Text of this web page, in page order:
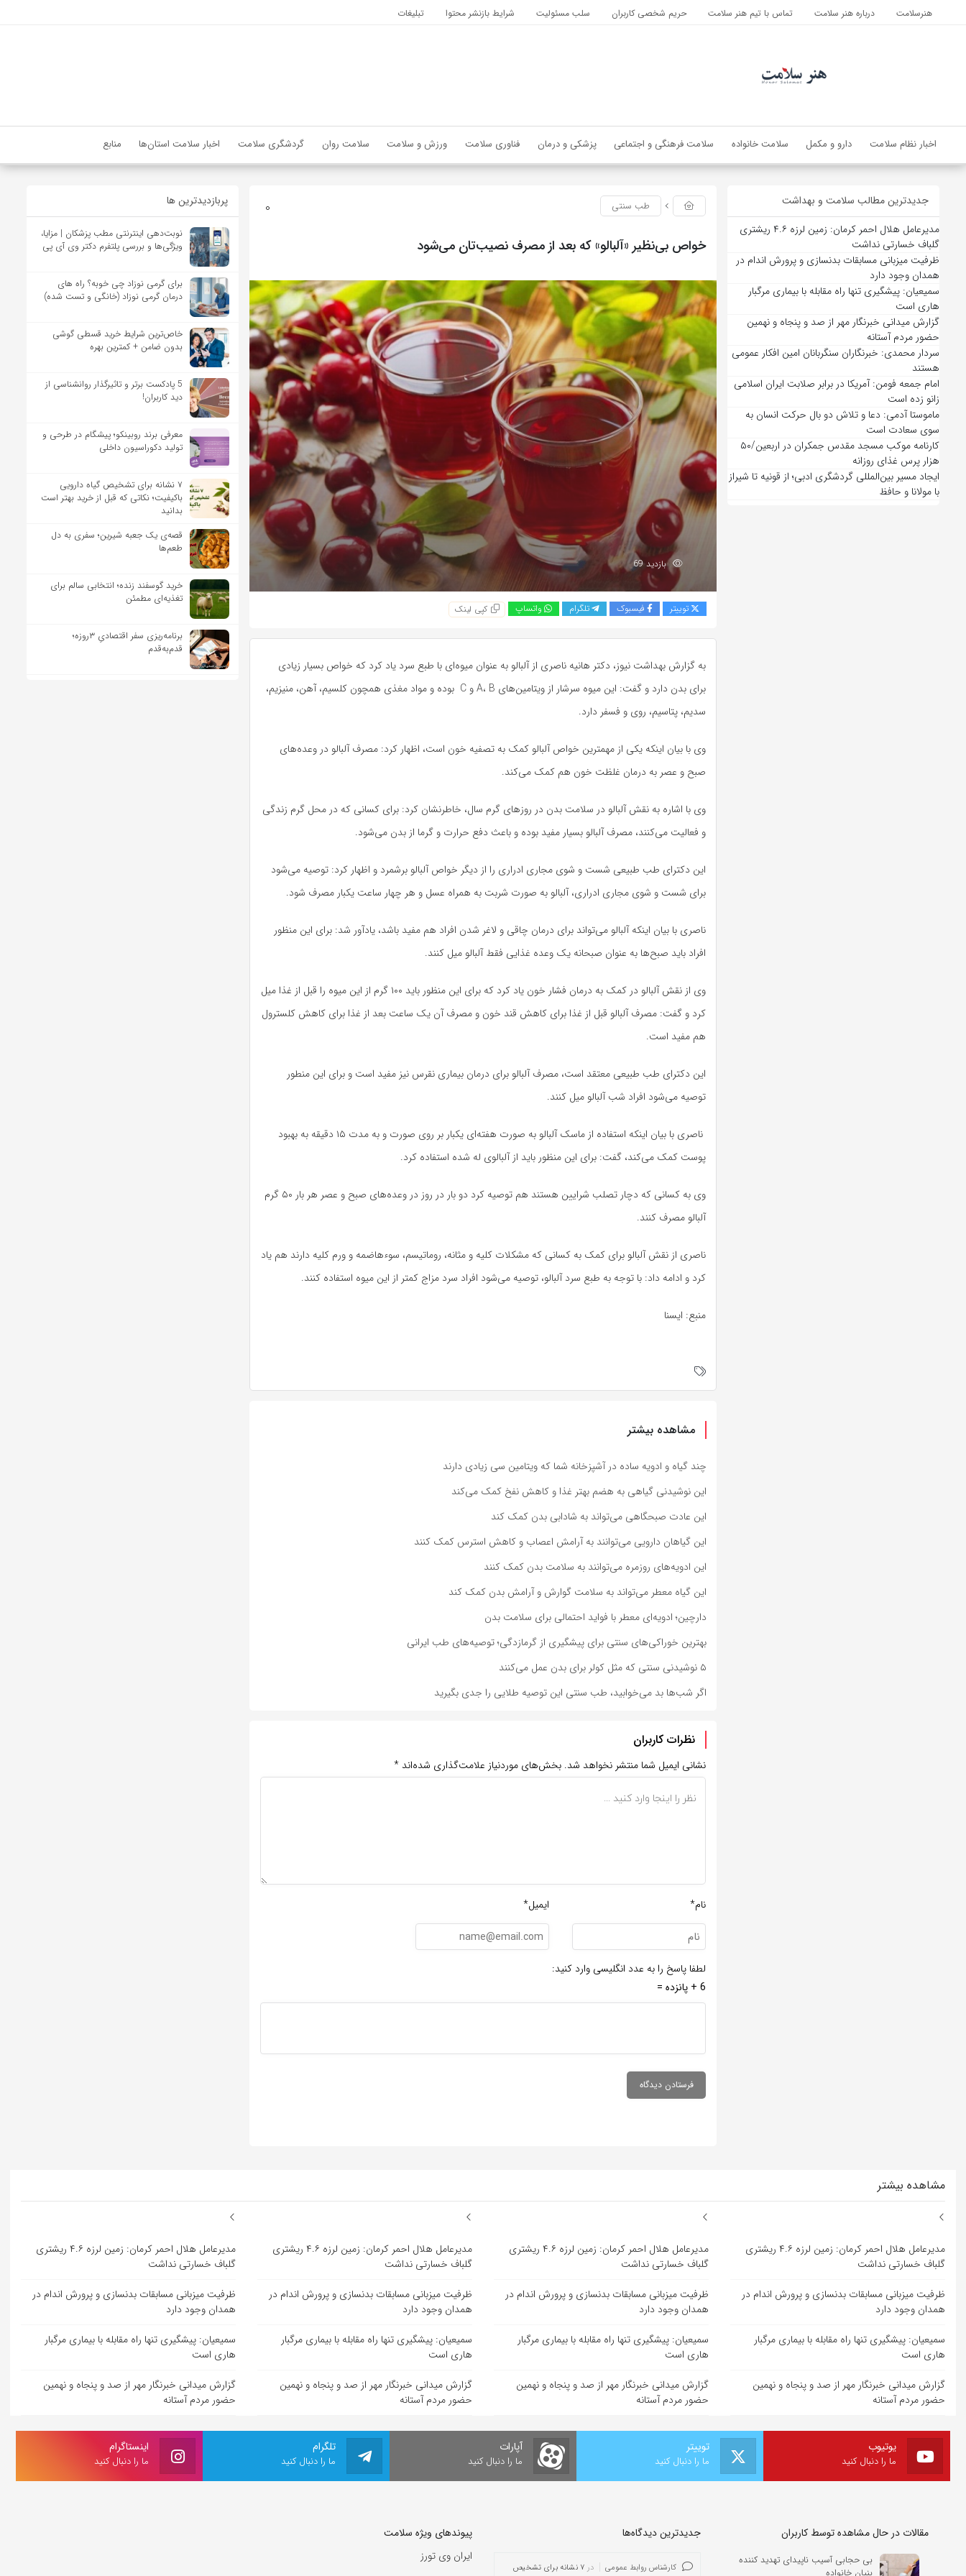
هنرسلامت درباره هنر سلامت تماس با تیم هنر سلامت حریم شخصی کاربران سلب مسئولیت شرایط بازنشر محتوا تبلیغات
اخبار نظام سلامت دارو و مکمل سلامت خانواده سلامت فرهنگی و اجتماعی پزشکی و درمان فناوری سلامت ورزش و سلامت سلامت روان گردشگری سلامت اخبار سلامت استان‌ها منابع
جدیدترین مطالب سلامت و بهداشت
مدیرعامل هلال احمر کرمان: زمین لرزه ۴.۶ ریشتری
گلباف خسارتی نداشت
ظرفیت میزبانی مسابقات بدنسازی و پرورش اندام در
همدان وجود دارد
سمیعیان: پیشگیری تنها راه مقابله با بیماری مرگبار
هاری است
گزارش میدانی خبرنگار مهر از صد و پنجاه و نهمین
حضور مردم آستانه
سردار محمدی: خبرنگاران سنگربانان امین افکار عمومی
هستند
امام جمعه فومن: آمریکا در برابر صلابت ایران اسلامی
زانو زده است
ماموستا آدمی: دعا و تلاش دو بال حرکت انسان به
سوی سعادت است
کارنامه موکب مسجد مقدس جمکران در اربعین/۵۰
هزار پرس غذای روزانه
ایجاد مسیر بین‌المللی گردشگری ادبی؛ از قونیه تا شیراز
با مولانا و حافظ
0 طب سنتی
خواص بی‌نظیر «آلبالو» که بعد از مصرف نصیب‌تان می‌شود
بازدید 69
توییتر فیسبوک تلگرام واتساپ کپی لینک
به گزارش بهداشت نیوز، دکتر هانیه ناصری از آلبالو به عنوان میوه‌ای با طبع سرد یاد کرد که خواص بسیار زیادی
برای بدن دارد و گفت: این میوه سرشار از ویتامین‌های A، B و C بوده و مواد مغذی همچون کلسیم، آهن، منیزیم،
سدیم، پتاسیم، روی و فسفر دارد.
وی با بیان اینکه یکی از مهمترین خواص آلبالو کمک به تصفیه خون است، اظهار کرد: مصرف آلبالو در وعده‌های
صبح و عصر به درمان غلظت خون هم کمک می‌کند.
وی با اشاره به نقش آلبالو در سلامت بدن در روزهای گرم سال، خاطرنشان کرد: برای کسانی که در محل گرم زندگی
و فعالیت می‌کنند، مصرف آلبالو بسیار مفید بوده و باعث دفع حرارت و گرما از بدن می‌شود.
این دکترای طب طبیعی شست و شوی مجاری ادراری را از دیگر خواص آلبالو برشمرد و اظهار کرد: توصیه می‌شود
برای شست و شوی مجاری ادراری، آلبالو به صورت شربت به همراه عسل و هر چهار ساعت یکبار مصرف شود.
ناصری با بیان اینکه آلبالو می‌تواند برای درمان چاقی و لاغر شدن افراد هم مفید باشد، یادآور شد: برای این منظور
افراد باید صبح‌ها به عنوان صبحانه یک وعده غذایی فقط آلبالو میل کنند.
وی از نقش آلبالو در کمک به درمان فشار خون یاد کرد که برای این منظور باید ۱۰۰ گرم از این میوه را قبل از غذا میل
کرد و گفت: مصرف آلبالو قبل از غذا برای کاهش قند خون و مصرف آن یک ساعت بعد از غذا برای کاهش کلسترول
هم مفید است.
این دکترای طب طبیعی معتقد است، مصرف آلبالو برای درمان بیماری نقرس نیز مفید است و برای این منطور
توصیه می‌شود افراد شب آلبالو میل کنند.
ناصری با بیان اینکه استفاده از ماسک آلبالو به صورت هفته‌ای یکبار بر روی صورت و به مدت ۱۵ دقیقه به بهبود
پوست کمک می‌کند، گفت: برای این منظور باید از آلبالوی له شده استفاده کرد.
وی به کسانی که دچار تصلب شرایین هستند هم توصیه کرد دو بار در روز در وعده‌های صبح و عصر هر بار ۵۰ گرم
آلبالو مصرف کنند.
ناصری از نقش آلبالو برای کمک به کسانی که مشکلات کلیه و مثانه، روماتیسم، سوءهاضمه و ورم کلیه دارند هم یاد
کرد و ادامه داد: با توجه به طبع سرد آلبالو، توصیه می‌شود افراد سرد مزاج کمتر از این میوه استفاده کنند.
منبع: ایسنا
مشاهده بیشتر
چند گیاه و ادویه ساده در آشپزخانه شما که ویتامین سی زیادی دارند
این نوشیدنی گیاهی به هضم بهتر غذا و کاهش نفخ کمک می‌کند
این عادت صبحگاهی می‌تواند به شادابی بدن کمک کند
این گیاهان دارویی می‌توانند به آرامش اعصاب و کاهش استرس کمک کنند
این ادویه‌های روزمره می‌توانند به سلامت بدن کمک کنند
این گیاه معطر می‌تواند به سلامت گوارش و آرامش بدن کمک کند
دارچین؛ ادویه‌ای معطر با فواید احتمالی برای سلامت بدن
بهترین خوراکی‌های سنتی برای پیشگیری از گرمازدگی؛ توصیه‌های طب ایرانی
۵ نوشیدنی سنتی که مثل کولر برای بدن عمل می‌کنند
اگر شب‌ها بد می‌خوابید، طب سنتی این توصیه طلایی را جدی بگیرید
نظرات کاربران
نشانی ایمیل شما منتشر نخواهد شد. بخش‌های موردنیاز علامت‌گذاری شده‌اند *
نام* ایمیل*
لطفا پاسخ را به عدد انگلیسی وارد کنید:
6 + پانزده =
پربازدیدترین ها
نوبت‌دهی اینترنتی مطب پزشکان | مزایا،
ویژگی‌ها و بررسی پلتفرم دکتر وی آی پی
برای گرمی نوزاد چی خوبه؟ راه های
درمان گرمی نوزاد (خانگی و تست شده)
خاص‌ترین شرایط خرید قسطی گوشی
بدون ضامن + کمترین بهره
5 پادکست برتر و تاثیرگذار روانشناسی از
دید کاربران!
معرفی برند روبینکو؛ پیشگام در طرحی و
تولید دکوراسیون داخلی
۷ نشانه برای تشخیص گیاه دارویی
باکیفیت؛ نکاتی که قبل از خرید بهتر است
بدانید
قصه‌ی یک جعبه شیرین؛ سفری به دل
طعم‌ها
خرید گوسفند زنده؛ انتخابی سالم برای
تغذیه‌ای مطمئن
برنامه‌ریزی سفر اقتصادیِ ۳روزه؛
قدم‌به‌قدم
مشاهده بیشتر
مدیرعامل هلال احمر کرمان: زمین لرزه ۴.۶ ریشتری
گلباف خسارتی نداشت
ظرفیت میزبانی مسابقات بدنسازی و پرورش اندام در
همدان وجود دارد
سمیعیان: پیشگیری تنها راه مقابله با بیماری مرگبار
هاری است
گزارش میدانی خبرنگار مهر از صد و پنجاه و نهمین
حضور مردم آستانه
مدیرعامل هلال احمر کرمان: زمین لرزه ۴.۶ ریشتری
گلباف خسارتی نداشت
ظرفیت میزبانی مسابقات بدنسازی و پرورش اندام در
همدان وجود دارد
سمیعیان: پیشگیری تنها راه مقابله با بیماری مرگبار
هاری است
گزارش میدانی خبرنگار مهر از صد و پنجاه و نهمین
حضور مردم آستانه
مدیرعامل هلال احمر کرمان: زمین لرزه ۴.۶ ریشتری
گلباف خسارتی نداشت
ظرفیت میزبانی مسابقات بدنسازی و پرورش اندام در
همدان وجود دارد
سمیعیان: پیشگیری تنها راه مقابله با بیماری مرگبار
هاری است
گزارش میدانی خبرنگار مهر از صد و پنجاه و نهمین
حضور مردم آستانه
مدیرعامل هلال احمر کرمان: زمین لرزه ۴.۶ ریشتری
گلباف خسارتی نداشت
ظرفیت میزبانی مسابقات بدنسازی و پرورش اندام در
همدان وجود دارد
سمیعیان: پیشگیری تنها راه مقابله با بیماری مرگبار
هاری است
گزارش میدانی خبرنگار مهر از صد و پنجاه و نهمین
حضور مردم آستانه
اینستاگرام
ما را دنبال کنید
تلگرام
ما را دنبال کنید
آپارات
ما را دنبال کنید
توییتر
ما را دنبال کنید
یوتیوب
ما را دنبال کنید
مقالات در حال مشاهده توسط کاربران
بی حجابی آسیب ناپیدای تهدید کننده
بنیان خانواده
جدیدترین دیدگاه‌‌ها
کارشناس روابط عمومی در ۷ نشانه برای تشخیص
پیوندهای ویژه سلامت
ایران وی تورز